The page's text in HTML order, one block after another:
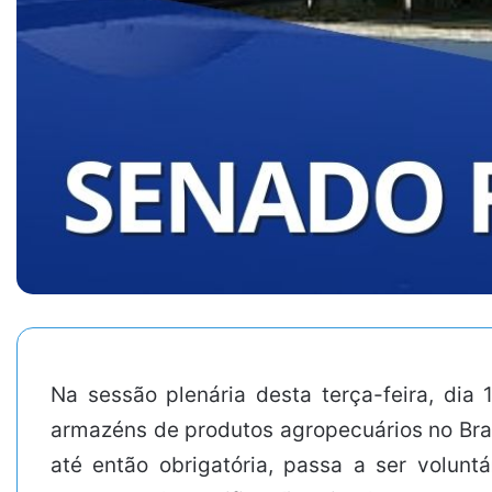
Na sessão plenária desta terça-feira,
armazéns de produtos agropecuários no
até então obrigatória, passa a ser